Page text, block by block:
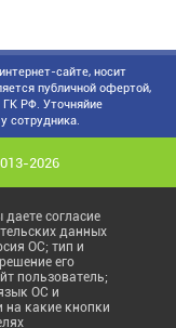
сайте, носит
публичной офертой,
ГК РФ. Уточняйие
сотрудника.
2026
согласие
данных
ОС; тип и
его
пользователь;
ОС и
на какие кнопки